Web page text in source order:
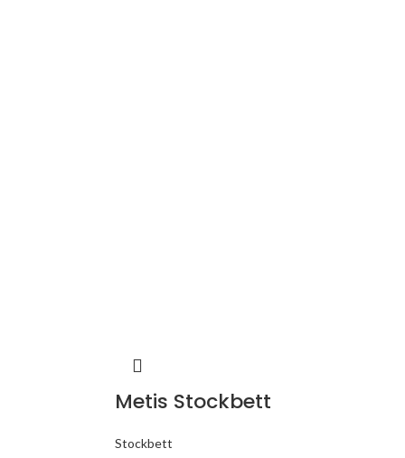
Metis Stockbett
Stockbett